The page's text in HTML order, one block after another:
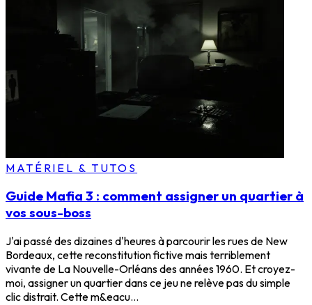
MATÉRIEL & TUTOS
Guide Mafia 3 : comment assigner un quartier à
vos sous-boss
J'ai passé des dizaines d'heures à parcourir les rues de New
Bordeaux, cette reconstitution fictive mais terriblement
vivante de La Nouvelle-Orléans des années 1960. Et croyez-
moi, assigner un quartier dans ce jeu ne relève pas du simple
clic distrait. Cette m&eacu...